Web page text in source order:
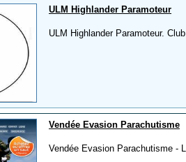
ULM Highlander Paramoteur
ULM Highlander Paramoteur.
Vendée Evasion Parachutisme
Vendée Evasion Parachutisme -